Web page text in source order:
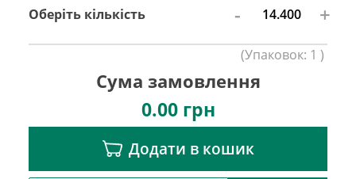
Оберіть кількість - +
(Упаковок: 1 )
Сума замовлення
0.00грн
Додати в кошик